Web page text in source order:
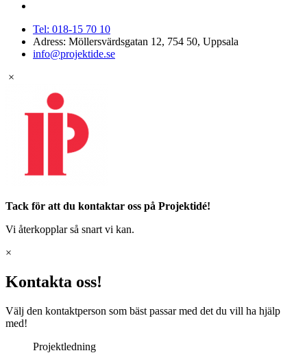
Tel: 018-15 70 10
Adress: Möllersvärdsgatan 12, 754 50, Uppsala
info@projektide.se
×
Tack för att du kontaktar oss på Projektidé!
Vi återkopplar så snart vi kan.
×
Kontakta oss!
Välj den kontaktperson som bäst passar med det du vill ha hjälp
med!
Projektledning